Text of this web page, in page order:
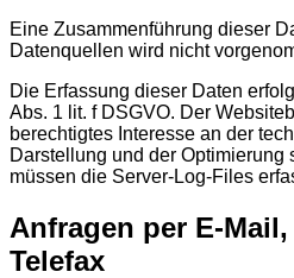
Eine Zusammenführung dieser
Datenquellen wird nicht
Die Erfassung dieser Daten
Abs. 1 lit. f DSGVO. Der
berechtigtes Interesse an der
Darstellung und der Optimierung
müssen die Server-Log-Files
Anfragen per E-
Telefax